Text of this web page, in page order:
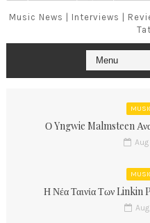
Music News | Interviews |
Ο Yngwie Malmsteen
Η Νέα Ταινία Των Linkin